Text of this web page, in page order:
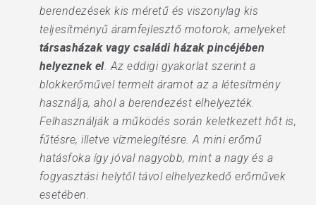
berendezések kis méretű és viszonylag kis
teljesítményű áramfejlesztő motorok, amelyeket
társasházak vagy családi házak pincéjében
helyeznek el. Az eddigi gyakorlat szerint a
blokkerőművel termelt áramot az a létesítmény
használja, ahol a berendezést elhelyezték.
Felhasználják a működés során keletkezett hőt is,
fűtésre, illetve vízmelegítésre. A mini erőmű
hatásfoka így jóval nagyobb, mint a nagy és a
fogyasztási helytől távol elhelyezkedő erőművek
esetében.